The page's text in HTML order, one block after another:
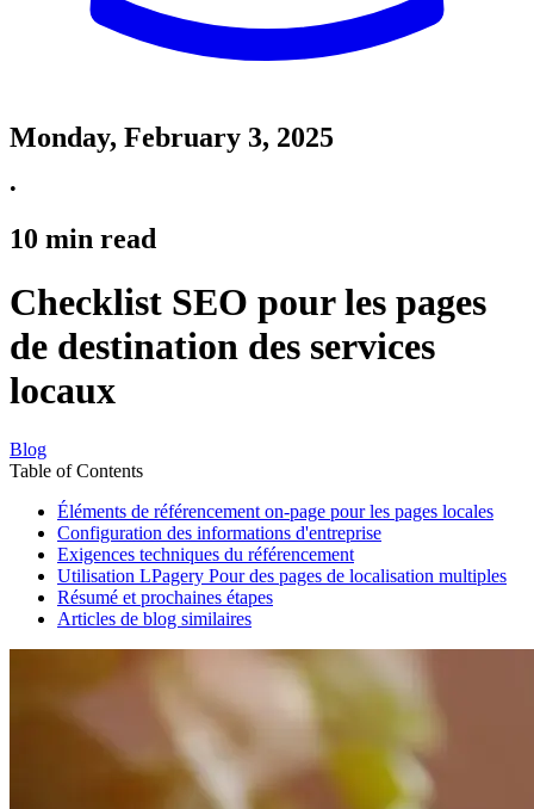
Monday, February 3, 2025
•
10 min read
Checklist SEO pour les pages
de destination des services
locaux
Blog
Table of Contents
Éléments de référencement on-page pour les pages locales
Configuration des informations d'entreprise
Exigences techniques du référencement
Utilisation LPagery Pour des pages de localisation multiples
Résumé et prochaines étapes
Articles de blog similaires